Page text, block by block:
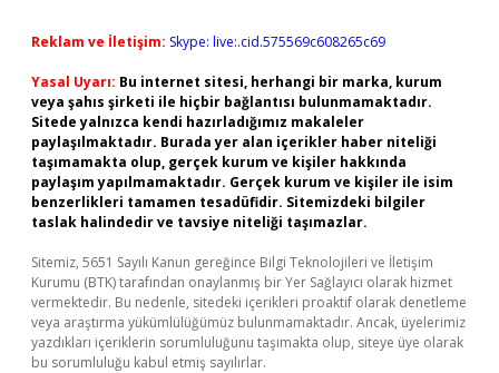
Reklam ve İletişim: Skype: live:.cid.575569c608265c69
Yasal Uyarı: Bu internet sitesi, herhangi bir marka, kurum
veya şahıs şirketi ile hiçbir bağlantısı bulunmamaktadır.
Sitede yalnızca kendi hazırladığımız makaleler
paylaşılmaktadır. Burada yer alan içerikler haber niteliği
taşımamakta olup, gerçek kurum ve kişiler hakkında
paylaşım yapılmamaktadır. Gerçek kurum ve kişiler ile isim
benzerlikleri tamamen tesadüfidir. Sitemizdeki bilgiler
taslak halindedir ve tavsiye niteliği taşımazlar.
Sitemiz, 5651 Sayılı Kanun gereğince Bilgi Teknolojileri ve İletişim
Kurumu (BTK) tarafından onaylanmış bir Yer Sağlayıcı olarak hizmet
vermektedir. Bu nedenle, sitedeki içerikleri proaktif olarak denetleme
veya araştırma yükümlülüğümüz bulunmamaktadır. Ancak, üyelerimiz
yazdıkları içeriklerin sorumluluğunu taşımakta olup, siteye üye olarak
bu sorumluluğu kabul etmiş sayılırlar.